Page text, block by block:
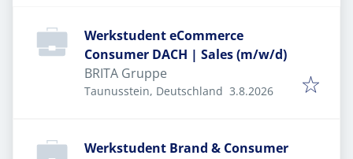
Werkstudent eCommerce
Consumer DACH | Sales (m/w/d)
BRITA Gruppe
Taunusstein, Deutschland Veröffentlicht
3.8.2026
Werkstudent Brand & Consumer